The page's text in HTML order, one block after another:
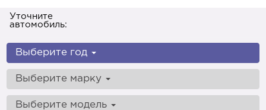
Уточните
автомобиль:
Выберите год
Выберите марку
Выберите модель